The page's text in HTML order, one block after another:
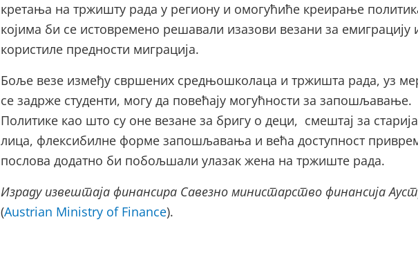
кретања на тржишту рада у региону и омогућиће креирање
којима би се истовремено решавали изазови везани за емиграцију
користиле предности миграција.
Боље везе између свршених средњошколаца и тржишта рада, уз
се задрже студенти, могу да повећају могућности за запошљавање.
Политике као што су оне везане за бригу о деци, смештај за старија
лица, флексибилне форме запошљавања и већа доступност
послова додатно би побољшали улазак жена на тржиште рада.
Израду извештаја финансира Савезно министарство финансија
(Austrian Ministry of Finance).